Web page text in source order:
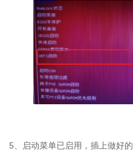
5 、启动菜单已启用，插上做好的